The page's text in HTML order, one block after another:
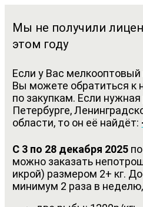
Мы не получили
этом году
Если у Вас
Вы можете обратиться
по закупкам. Если
Петербурге,
области, то он её найдёт:
С 3 по 28 декабря 2025
можно заказать
икрой) размером 2+ кг.
минимум 2 раза в